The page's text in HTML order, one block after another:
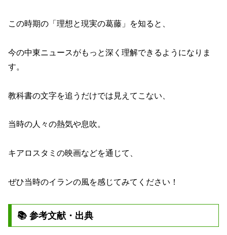
この時期の「理想と現実の葛藤」を知ると、
今の中東ニュースがもっと深く理解できるようになりま
す。
教科書の文字を追うだけでは見えてこない、
当時の人々の熱気や息吹。
キアロスタミの映画などを通じて、
ぜひ当時のイランの風を感じてみてください！
📚 参考文献・出典